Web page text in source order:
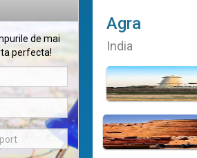
de mai
perfecta!
Agra
India